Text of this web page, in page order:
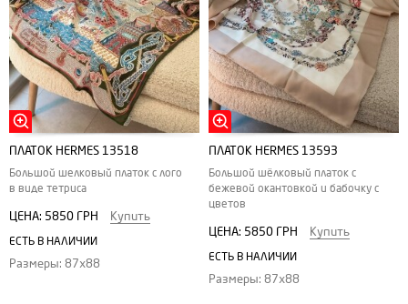
ПЛАТОК HERMES 13518
Большой шелковый платок с лого
в виде тетриса
ЦЕНА: 5850 ГРН Купить
ЕСТЬ В НАЛИЧИИ
Размеры: 87х88
ПЛАТОК HERMES 13593
Большой шёлковый платок с
бежевой окантовкой и бабочку с
цветов
ЦЕНА: 5850 ГРН Купить
ЕСТЬ В НАЛИЧИИ
Размеры: 87х88